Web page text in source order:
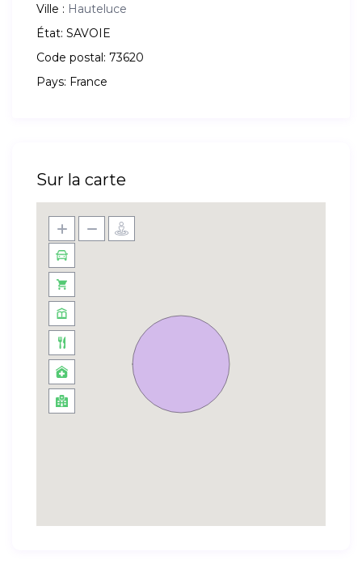
Ville : Hauteluce
État: SAVOIE
Code postal: 73620
Pays: France
Sur la carte